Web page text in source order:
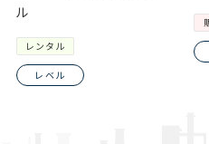
ル
レンタル
レベル